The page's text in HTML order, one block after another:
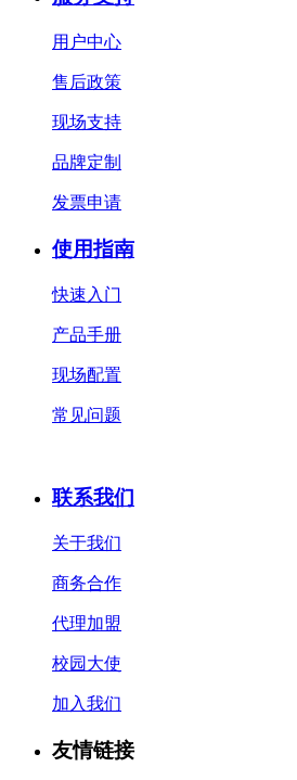
用户中心
售后政策
现场支持
品牌定制
发票申请
使用指南
快速入门
产品手册
现场配置
常见问题
联系我们
关于我们
商务合作
代理加盟
校园大使
加入我们
友情链接